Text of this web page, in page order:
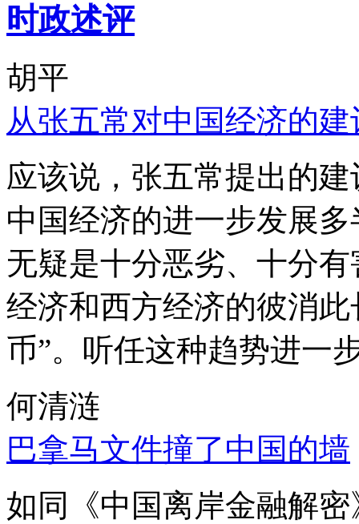
时政述评
胡平
从张五常对中国经济的
应该说，张五常提出的
中国经济的进一步发展
无疑是十分恶劣、十分
经济和西方经济的彼消
币”。听任这种趋势进一
何清涟
巴拿马文件撞了中国的墙
如同《中国离岸金融解